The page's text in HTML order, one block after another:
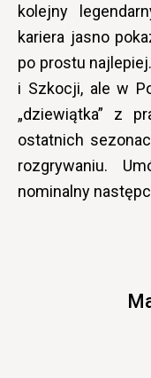
kolejny
kariera jasno
po prostu
i Szkocji, ale w
„dziewiątka” z
ostatnich
rozgrywaniu.
nominalny